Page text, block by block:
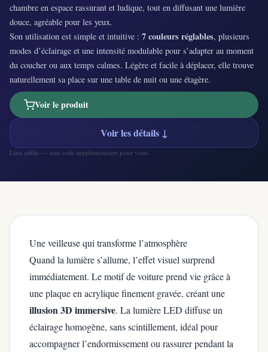
chambre en espace rassurant et ludique, tout en diffusant une lumière
douce, agréable pour les yeux.
Son utilisation est simple et intuitive : 7 couleurs réglables, plusieurs
modes d’éclairage et une intensité modulable pour s’adapter au moment
du coucher ou aux temps calmes. Légère et facile à déplacer, elle trouve
naturellement sa place sur une table de nuit ou une étagère.
Voir le produit
Voir les détails ↓
Lien affilié — sans coût supplémentaire pour vous.
Une veilleuse qui transforme l’atmosphère
Quand la lumière s’allume, l’effet visuel surprend
immédiatement. Le motif de voiture prend vie grâce à
une plaque en acrylique finement gravée, créant une
illusion 3D immersive. La lumière LED diffuse un
éclairage homogène, sans scintillement, idéal pour
accompagner l’endormissement ou rassurer pendant la